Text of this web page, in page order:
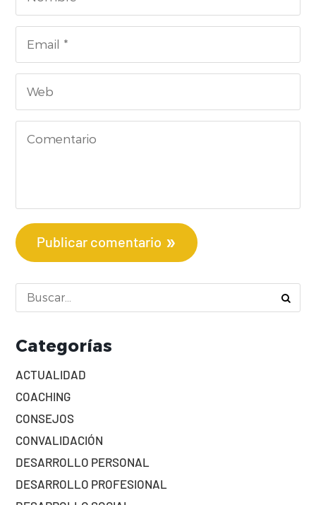
Publicar comentario
Categorías
ACTUALIDAD
COACHING
CONSEJOS
CONVALIDACIÓN
DESARROLLO PERSONAL
DESARROLLO PROFESIONAL